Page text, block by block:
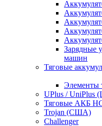
Зарядные
машин
Тяговые
Элементы
UPlus / UniPlus
Тяговые АКБ
Trojan (США)
Challenger